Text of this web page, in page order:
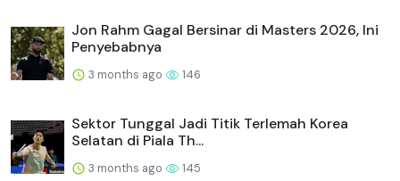
Jon Rahm Gagal Bersinar di Masters 2026, Ini
Penyebabnya
3 months ago 146
Sektor Tunggal Jadi Titik Terlemah Korea
Selatan di Piala Th...
3 months ago 145